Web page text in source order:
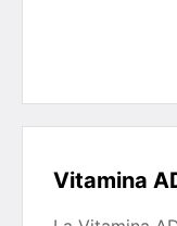
Vitamina